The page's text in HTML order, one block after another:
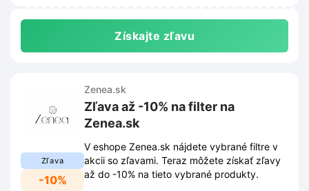
Získajte zľavu
Zľava
-10%
Zenea.sk
Zľava až -10% na filter na
Zenea.sk
V eshope Zenea.sk nájdete vybrané filtre v
akcii so zľavami. Teraz môžete získať zľavy
až do -10% na tieto vybrané produkty.